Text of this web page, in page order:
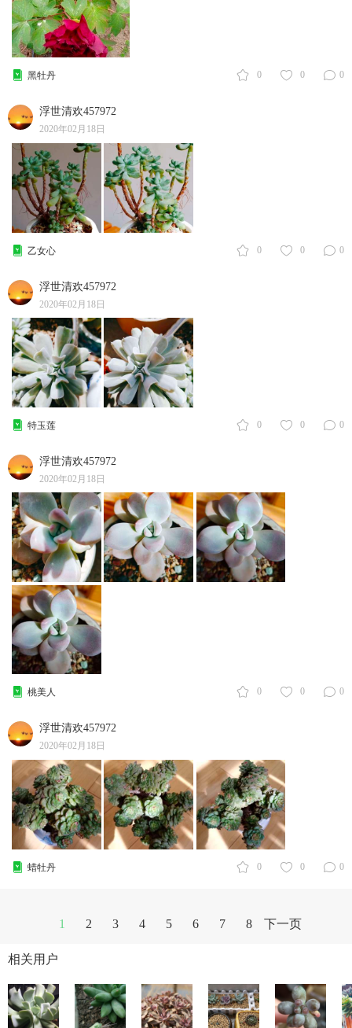
0 0 0
黑牡丹
浮世清欢457972
2020年02月18日
0 0 0
乙女心
浮世清欢457972
2020年02月18日
0 0 0
特玉莲
浮世清欢457972
2020年02月18日
0 0 0
桃美人
浮世清欢457972
2020年02月18日
0 0 0
蜡牡丹
1 2 3 4 5 6 7 8 下一页
相关用户